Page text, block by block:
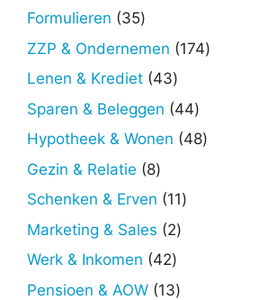
producten
Formulieren 3535
producten
ZZP & Ondernemen 174174
Lenen & Krediet 4343
producten
Sparen & Beleggen 4444
producten
Hypotheek & Wonen 4848
Gezin & Relatie 88
producten
Schenken & Erven 1111
Marketing & Sales 22
Werk & Inkomen 4242
producten
Pensioen & AOW 1313